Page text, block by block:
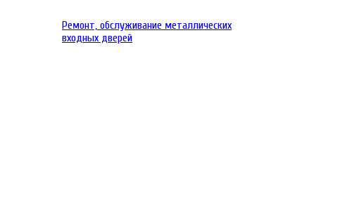
Ремонт, обслуживание металлических
входных дверей